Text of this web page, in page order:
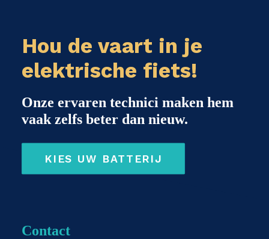
Hou de vaart in je
elektrische fiets!
Onze ervaren technici maken hem
vaak zelfs beter dan nieuw.
KIES UW BATTERIJ
Contact